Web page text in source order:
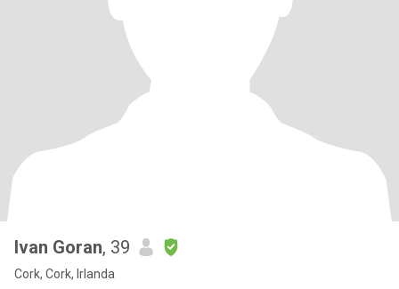
Ivan Goran, 39
Cork, Cork, Irlanda